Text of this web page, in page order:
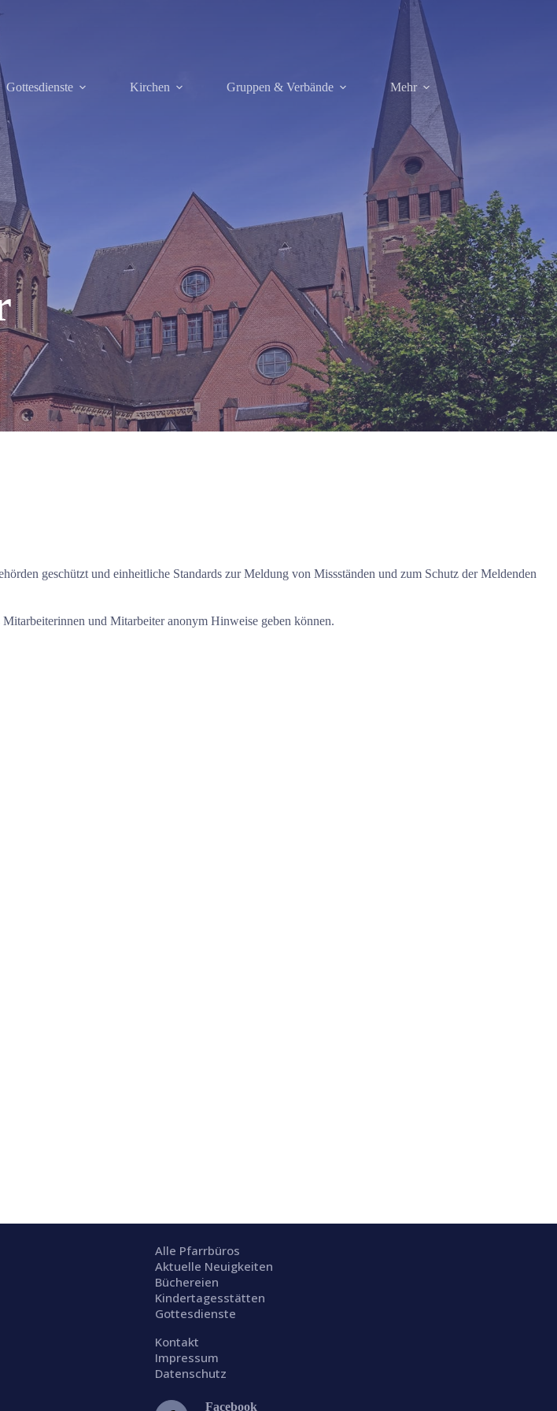
Gottesdienste Kirchen Gruppen & Verbände Mehr
geschützt und einheitliche Standards zur Meldung von Missständen und zum Schutz der Meldenden
und Mitarbeiter anonym Hinweise geben können.
Alle Pfarrbüros
Aktuelle Neuigkeiten
Büchereien
Kindertagesstätten
Gottesdienste
Kontakt
Impressum
Datenschutz
Facebook